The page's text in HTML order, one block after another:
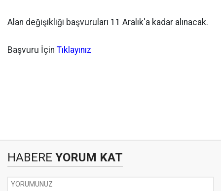
Alan değişikliği başvuruları 11 Aralık'a kadar alınacak.
Başvuru İçin Tıklayınız
HABERE YORUM KAT